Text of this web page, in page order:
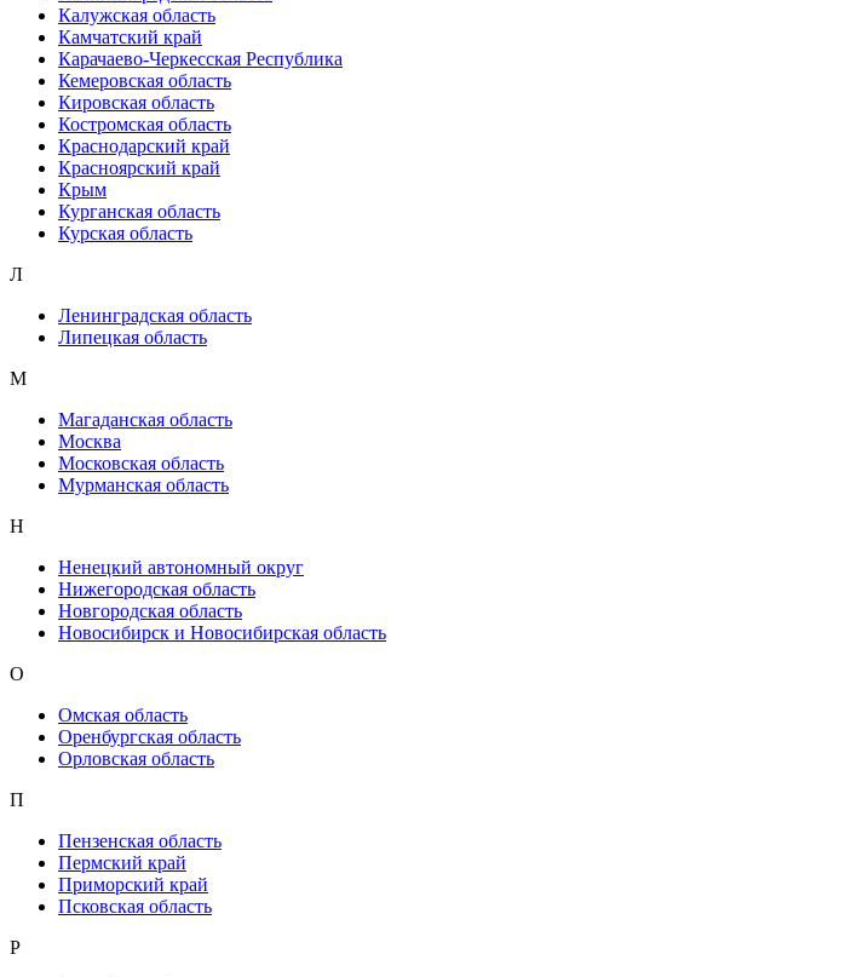
Калужская область
Камчатский край
Карачаево-Черкесская Республика
Кемеровская область
Кировская область
Костромская область
Краснодарский край
Красноярский край
Крым
Курганская область
Курская область
Л
Ленинградская область
Липецкая область
М
Магаданская область
Москва
Московская область
Мурманская область
Н
Ненецкий автономный округ
Нижегородская область
Новгородская область
Новосибирск и Новосибирская область
О
Омская область
Оренбургская область
Орловская область
П
Пензенская область
Пермский край
Приморский край
Псковская область
Р